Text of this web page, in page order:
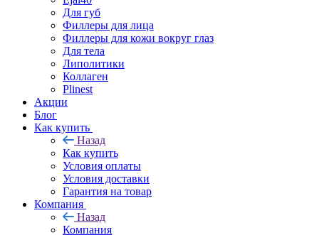
Ejal40
Для губ
Филлеры для лица
Филлеры для кожи вокруг глаз
Для тела
Липолитики
Коллаген
Plinest
Акции
Блог
Как купить
Назад
Как купить
Условия оплаты
Условия доставки
Гарантия на товар
Компания
Назад